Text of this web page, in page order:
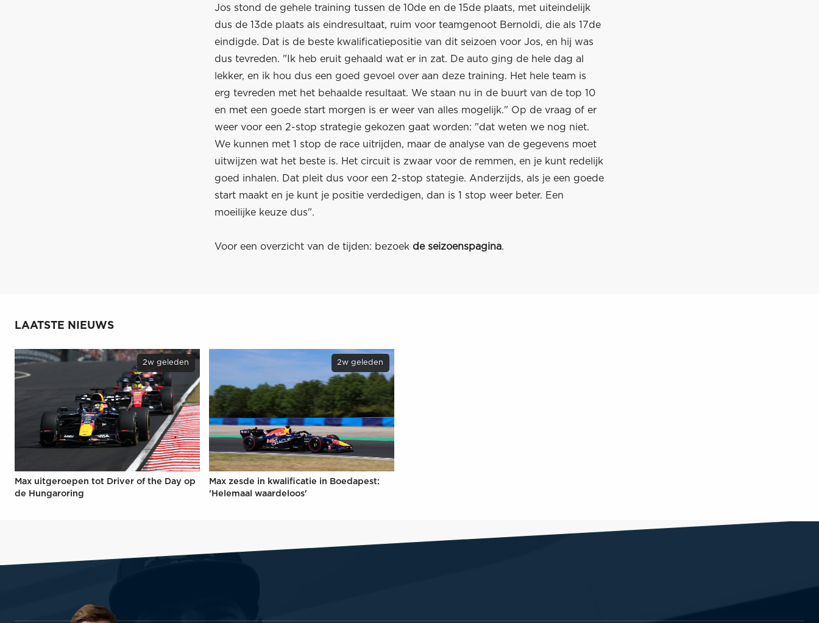
Jos stond de gehele training tussen de 10de en de 15de plaats, met uiteindelijk
dus de 13de plaats als eindresultaat, ruim voor teamgenoot Bernoldi, die als 17de
eindigde. Dat is de beste kwalificatiepositie van dit seizoen voor Jos, en hij was
dus tevreden. "Ik heb eruit gehaald wat er in zat. De auto ging de hele dag al
lekker, en ik hou dus een goed gevoel over aan deze training. Het hele team is
erg tevreden met het behaalde resultaat. We staan nu in de buurt van de top 10
en met een goede start morgen is er weer van alles mogelijk." Op de vraag of er
weer voor een 2-stop strategie gekozen gaat worden: "dat weten we nog niet.
We kunnen met 1 stop de race uitrijden, maar de analyse van de gegevens moet
uitwijzen wat het beste is. Het circuit is zwaar voor de remmen, en je kunt redelijk
goed inhalen. Dat pleit dus voor een 2-stop stategie. Anderzijds, als je een goede
start maakt en je kunt je positie verdedigen, dan is 1 stop weer beter. Een
moeilijke keuze dus".
Voor een overzicht van de tijden: bezoek de seizoenspagina.
LAATSTE NIEUWS
2w geleden
Max uitgeroepen tot Driver of the Day op
de Hungaroring
2w geleden
Max zesde in kwalificatie in Boedapest:
'Helemaal waardeloos'